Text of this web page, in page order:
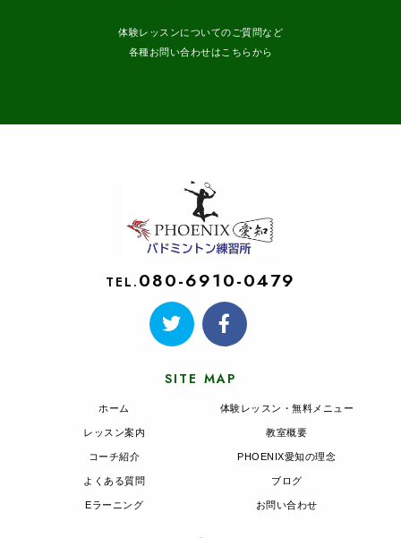
体験レッスンについてのご質問など
各種お問い合わせはこちらから
TEL. 080-6910-0479
SITE MAP
ホーム
レッスン案内
コーチ紹介
よくある質問
Eラーニング
体験レッスン・無料メニュー
教室概要
PHOENIX愛知の理念
ブログ
お問い合わせ